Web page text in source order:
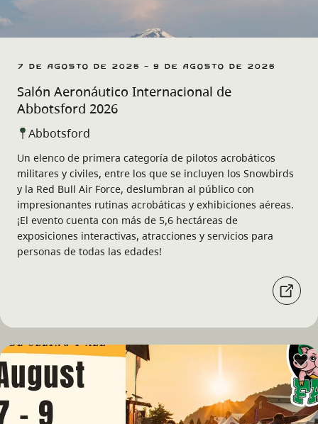
7 de agosto de 2026 - 9 de agosto de 2026
Salón Aeronáutico Internacional de
Abbotsford 2026
Abbotsford
Un elenco de primera categoría de pilotos acrobáticos
militares y civiles, entre los que se incluyen los Snowbirds
y la Red Bull Air Force, deslumbran al público con
impresionantes rutinas acrobáticas y exhibiciones aéreas.
¡El evento cuenta con más de 5,6 hectáreas de
exposiciones interactivas, atracciones y servicios para
personas de todas las edades!